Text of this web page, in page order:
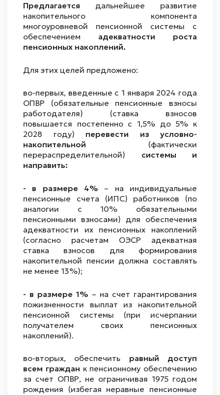
Предлагается дальнейшее развитие
накопительного компонента
многоуровневой пенсионной системы с
обеспечением адекватности роста
пенсионных накоплений.
Для этих целей предложено:
во-первых, введенные с 1 января 2024 года
ОПВР (обязательные пенсионные взносы
работодателя) (ставка взносов
повышается постепенно с 1,5% до 5% к
2028 году) перевести из условно-
накопительной (фактически
перераспределительной) системы и
направить:
- в размере 4% – на индивидуальные
пенсионные счета (ИПС) работников (по
аналогии с 10% обязательными
пенсионными взносами) для обеспечения
адекватности их пенсионных накоплений
(согласно расчетам ОЭСР адекватная
ставка взносов для формирования
накопительной пенсии должна составлять
не менее 13%);
- в размере 1% – на счет гарантирования
пожизненности выплат из накопительной
пенсионной системы (при исчерпании
получателем своих пенсионных
накоплений).
во-вторых, обеспечить равный доступ
всем граждан к пенсионному обеспечению
за счет ОПВР, не ограничивая 1975 годом
рождения (избегая неравные пенсионные